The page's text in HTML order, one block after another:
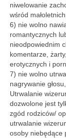
niwelowanie
wśród
6) nie wolno
romantycznych
nieodpowiednim
komentarze,
erotycznych i
7) nie wolno
nagrywanie
Utrwalanie
dozwolone jest
zgód rodziców/
utrwalanie
osoby niebędące